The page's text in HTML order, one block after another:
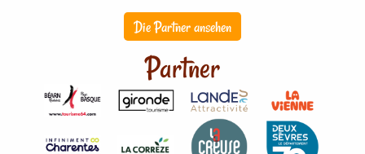
Die Partner ansehen
Partner